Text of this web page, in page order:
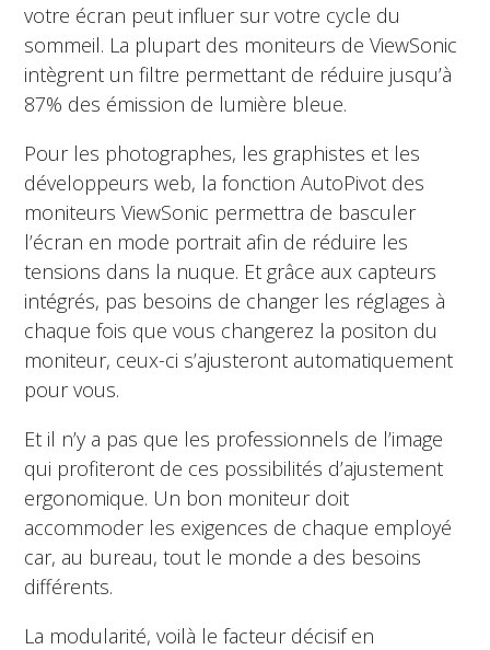
votre écran peut influer sur votre cycle du
sommeil. La plupart des moniteurs de ViewSonic
intègrent un filtre permettant de réduire jusqu’à
87% des émission de lumière bleue.
Pour les photographes, les graphistes et les
développeurs web, la fonction AutoPivot des
moniteurs ViewSonic permettra de basculer
l’écran en mode portrait afin de réduire les
tensions dans la nuque. Et grâce aux capteurs
intégrés, pas besoins de changer les réglages à
chaque fois que vous changerez la positon du
moniteur, ceux-ci s’ajusteront automatiquement
pour vous.
Et il n’y a pas que les professionnels de l’image
qui profiteront de ces possibilités d’ajustement
ergonomique. Un bon moniteur doit
accommoder les exigences de chaque employé
car, au bureau, tout le monde a des besoins
différents.
La modularité, voilà le facteur décisif en